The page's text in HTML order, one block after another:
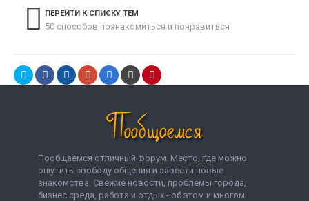
ПЕРЕЙТИ К СПИСКУ ТЕМ
50 способов познакомиться и понравиться
Пообщаемся отличный форум. Место, где можно
ощутить свободу общения и завести новые
знакомства. Свежие новости, проблемы города,
бизнес среда, работа и отдых - об этом и многом